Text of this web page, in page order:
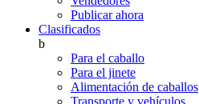
Publicar ahora
Clasificados
b
Para el caballo
Para el jinete
Alimentación de caballos
Transporte y vehículos